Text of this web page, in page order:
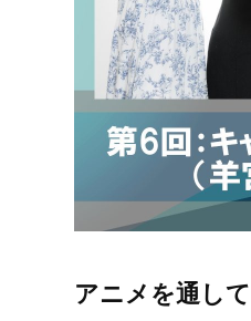
アニメを通し